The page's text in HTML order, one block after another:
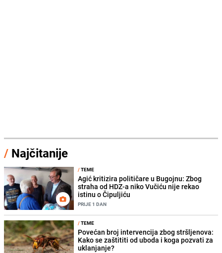
/ Najčitanije
/TEME
Agić kritizira političare u Bugojnu: Zbog
straha od HDZ-a niko Vučiću nije rekao
istinu o Čipuljiću
PRIJE 1 DAN
/TEME
Povećan broj intervencija zbog stršljenova:
Kako se zaštititi od uboda i koga pozvati za
uklanjanje?